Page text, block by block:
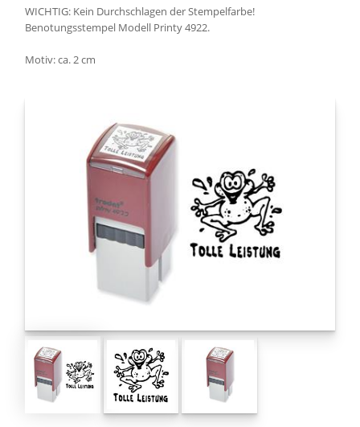
WICHTIG: Kein Durchschlagen der Stempelfarbe!
Benotungsstempel Modell Printy 4922.
Motiv: ca. 2 cm